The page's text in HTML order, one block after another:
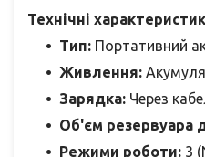
Технічні
Тип: Портативний
Живлення:
Зарядка: Через
Об'єм резервуара
Режими роботи: 3